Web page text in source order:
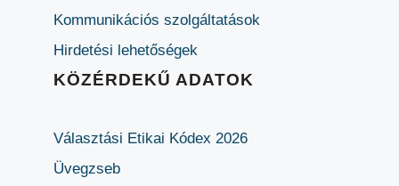
Kommunikációs szolgáltatások
Hirdetési lehetőségek
KÖZÉRDEKŰ ADATOK
Választási Etikai Kódex 2026
Üvegzseb